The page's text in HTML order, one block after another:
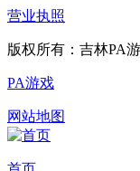
营业执照
版权所有：吉林PA
PA游戏
网站地图